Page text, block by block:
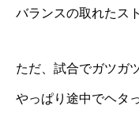
バランスの取れたス
ただ、試合でガツガ
やっぱり途中でヘタ